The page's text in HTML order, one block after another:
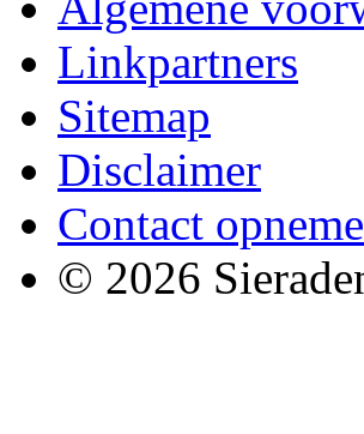
Linkpartners
Sitemap
Disclaimer
Contact
© 2026